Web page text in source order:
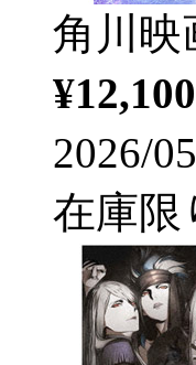
角川映
¥12,100
2026/
在庫限